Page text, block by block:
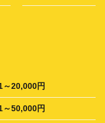
～20,000円
～50,000円